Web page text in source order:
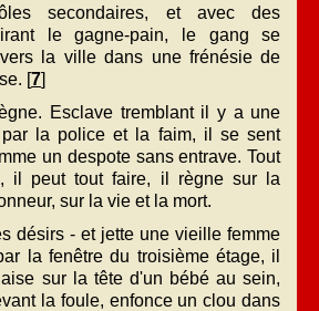
secondaires, et avec des
le gagne-pain, le gang se
la ville dans une frénésie de
[7]
Esclave tremblant il y a une
par la police et la faim, il se sent
un despote sans entrave. Tout
il peut tout faire, il règne sur la
sur la vie et la mort.
désirs - et jette une vieille femme
la fenêtre du troisième étage, il
sur la tête d'un bébé au sein,
la foule, enfonce un clou dans